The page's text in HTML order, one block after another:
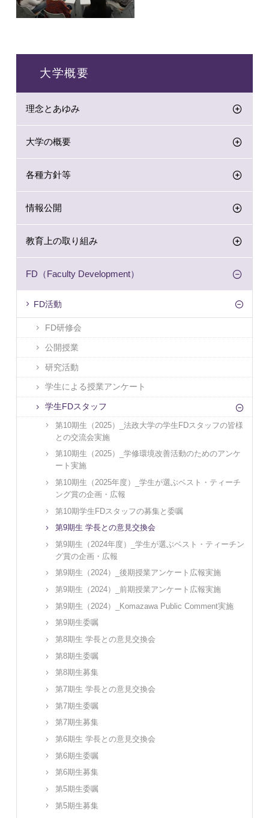
大学概要
理念とあゆみ
大学の概要
各種方針等
情報公開
教育上の取り組み
FD（Faculty Development）
FD活動
FD研修会
公開授業
研究活動
学生による授業アンケート
学生FDスタッフ
第10期生（2025）_法政大学の学生FDスタッフの皆様
との交流会実施
第10期生（2025）_学修環境改善活動のためのアンケ
ート実施
第10期生（2025年度）_学生が選ぶベスト・ティーチ
ング賞の企画・広報
第10期学生FDスタッフの募集と委嘱
第9期生 学長との意見交換会
第9期生（2024年度）_学生が選ぶベスト・ティーチン
グ賞の企画・広報
第9期生（2024）_後期授業アンケート広報実施
第9期生（2024）_前期授業アンケート広報実施
第9期生（2024）_Komazawa Public Comment実施
第9期生委嘱
第8期生 学長との意見交換会
第8期生委嘱
第8期生募集
第7期生 学長との意見交換会
第7期生委嘱
第7期生募集
第6期生 学長との意見交換会
第6期生委嘱
第6期生募集
第5期生委嘱
第5期生募集